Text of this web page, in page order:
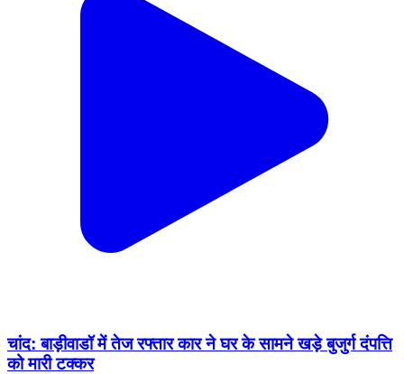
चांद: बाड़ीवाडॉ में तेज रफ्तार कार ने घर के सामने खड़े बुजुर्ग दंपत्ति
को मारी टक्कर